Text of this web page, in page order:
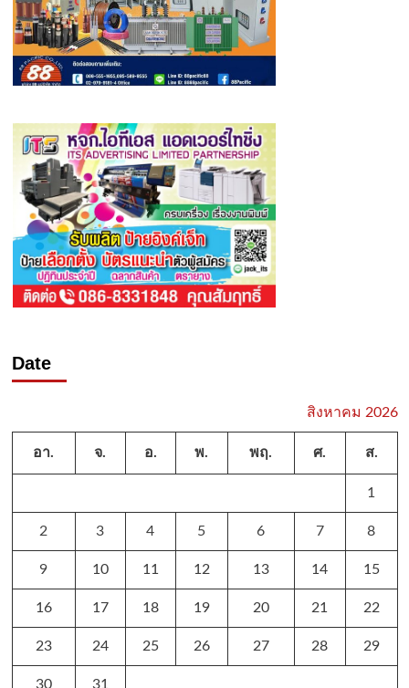
Date
สิงหาคม 2026
อา. จ. อ. พ. พฤ. ศ. ส.
1
2 3 4 5 6 7 8
9 10 11 12 13 14 15
16 17 18 19 20 21 22
23 24 25 26 27 28 29
30 31